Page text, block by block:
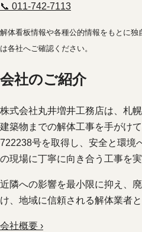
📞 011-742-7113
解体看板情報や各種公的情報をもとに
は各社へご確認ください。
会社のご紹介
株式会社丸井増井工務店は、札
建築物までの解体工事を手がけ
722238号を取得し、安全と環境
の現場に丁寧に向き合う工事を実
近隣への影響を最小限に抑え、
け、地域に信頼される解体業者
会社概要 ›